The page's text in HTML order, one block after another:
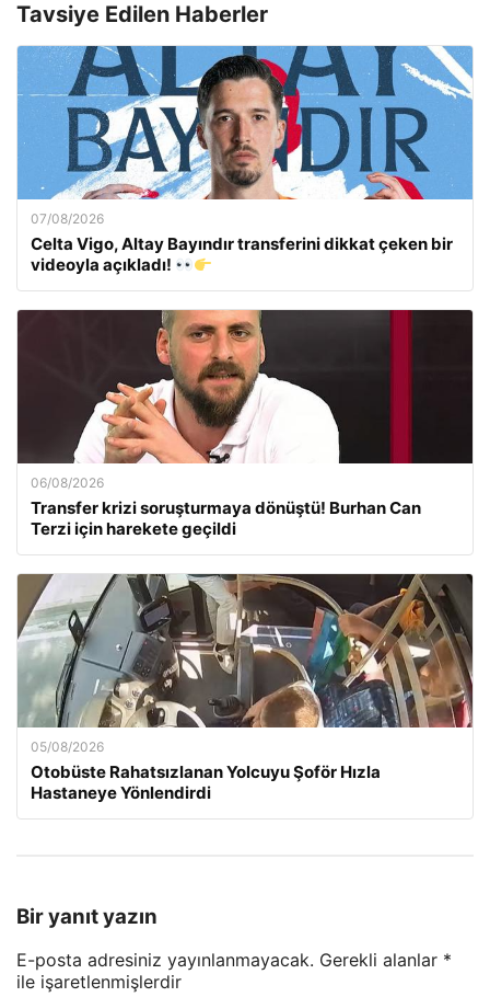
Tavsiye Edilen Haberler
07/08/2026
Celta Vigo, Altay Bayındır transferini dikkat çeken bir
videoyla açıkladı!
06/08/2026
Transfer krizi soruşturmaya dönüştü! Burhan Can
Terzi için harekete geçildi
05/08/2026
Otobüste Rahatsızlanan Yolcuyu Şoför Hızla
Hastaneye Yönlendirdi
Bir yanıt yazın
E-posta adresiniz yayınlanmayacak. Gerekli alanlar *
ile işaretlenmişlerdir